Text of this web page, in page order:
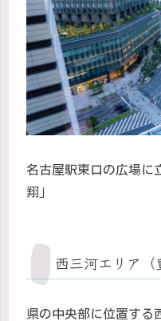
名古屋駅東口の広場に
翔」
西三河エリア（
県の中央部に位置する